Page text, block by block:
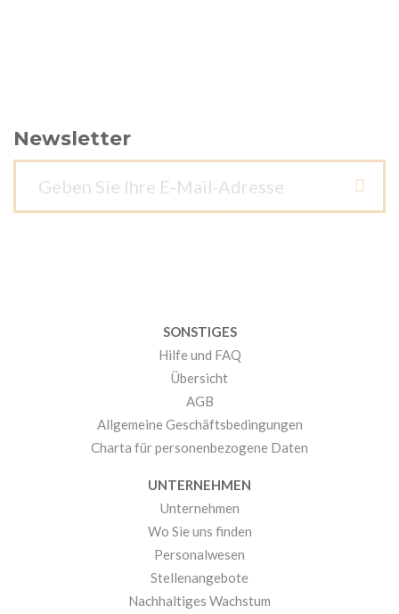
Newsletter
SONSTIGES
Hilfe und FAQ
Übersicht
AGB
Allgemeine Geschäftsbedingungen
Charta für personenbezogene Daten
UNTERNEHMEN
Unternehmen
Wo Sie uns finden
Personalwesen
Stellenangebote
Nachhaltiges Wachstum